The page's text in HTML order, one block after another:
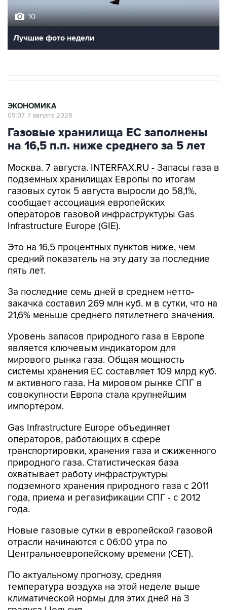
10
Лучшие фото недели
ЭКОНОМИКА
09:07, 7 августа 2026
Газовые хранилища ЕС заполнены
на 16,5 п.п. ниже среднего за 5 лет
Москва. 7 августа. INTERFAX.RU - Запасы газа в
подземных хранилищах Европы по итогам
газовых суток 5 августа выросли до 58,1%,
сообщает ассоциация европейских
операторов газовой инфраструктуры Gas
Infrastructure Europe (GIE).
Это на 16,5 процентных пунктов ниже, чем
средний показатель на эту дату за последние
пять лет.
За последние семь дней в среднем нетто-
закачка составил 269 млн куб. м в сутки, что на
21,6% меньше среднего пятилетнего значения.
Уровень запасов природного газа в Европе
является ключевым индикатором для
мирового рынка газа. Общая мощность
системы хранения ЕС составляет 109 млрд куб.
м активного газа. На мировом рынке СПГ в
совокупности Европа стала крупнейшим
импортером.
Gas Infrastructure Europe объединяет
операторов, работающих в сфере
транспортировки, хранения газа и сжиженного
природного газа. Статистическая база
охватывает работу инфраструктуры
подземного хранения природного газа с 2011
года, приема и регазификации СПГ - с 2012
года.
Новые газовые сутки в европейской газовой
отрасли начинаются c 06:00 утра по
Центральноевропейскому времени (CET).
По актуальному прогнозу, средняя
температура воздуха на этой неделе выше
климатической нормы для этих дней на 3